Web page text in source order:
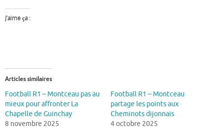
J’aime ça :
Articles similaires
Football R1 – Montceau pas au
mieux pour affronter La
Chapelle de Guinchay
8 novembre 2025
Football R1 – Montceau
partage les points aux
Cheminots dijonnais
4 octobre 2025